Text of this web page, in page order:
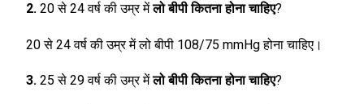
2. 20 से 24 वर्ष की उम्र मेंलो बीपी कितना होना चाहिए?
20 से 24 वर्ष की उम्र में लो बीपी 108/75 mmHg होना चाहिए।
3. 25 से 29 वर्ष की उम्र मेंलो बीपी कितना होना चाहिए?